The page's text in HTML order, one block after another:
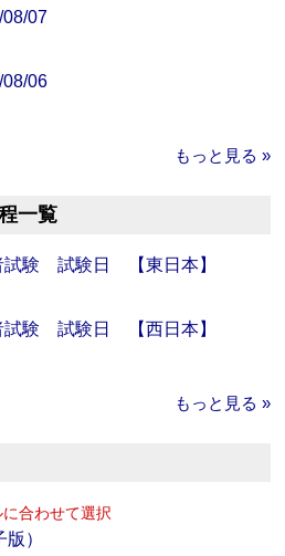
07
06
もっと見る »
一覧
験 試験日 【東日本】
験 試験日 【西日本】
もっと見る »
合わせて選択
）